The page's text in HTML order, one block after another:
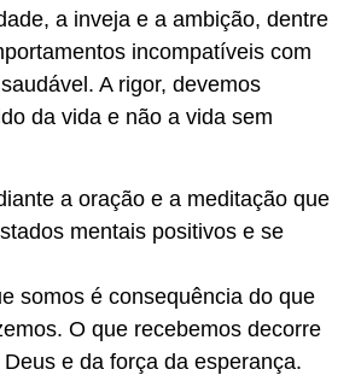
a inveja e a ambição, dentre
incompatíveis com
A rigor, devemos
da vida e não a vida sem
a oração e a meditação que
mentais positivos e se
somos é consequência do que
O que recebemos decorre
e da força da esperança.